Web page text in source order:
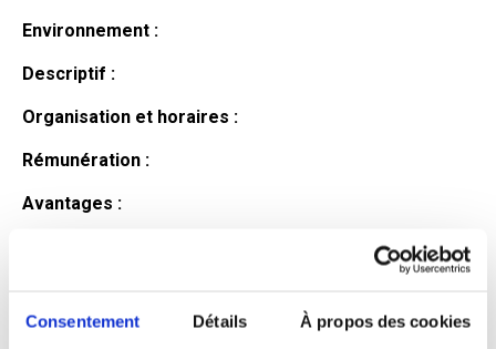
Consentement Détails À propos des cookies
Environnement :
Descriptif :
Organisation et horaires :
Rémunération :
Avantages :